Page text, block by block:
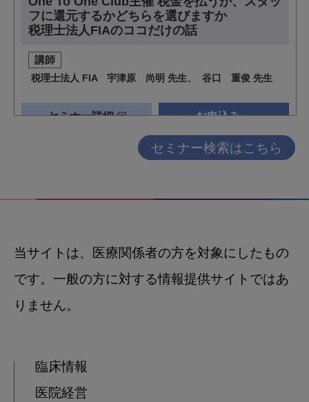
セミナー検索はこちら
当サイトは、医療関係者の方を対象にしたもの
です。一般の方に対する情報提供サイトではあ
りません。
臨床情報
医院経営